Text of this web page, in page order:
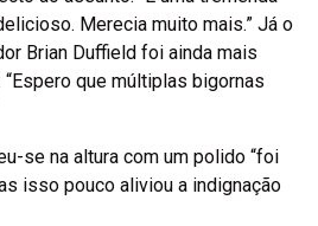
Merecia muito mais.” Já o
Brian Duffield foi ainda mais
que múltiplas bigornas
se na altura com um polido “foi
isso pouco aliviou a indignação